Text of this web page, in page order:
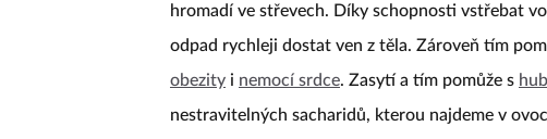
hromadí ve střevech. Díky schopnosti vstřebat
odpad rychleji dostat ven z těla. Zároveň tím
obezity i nemocí srdce. Zasytí a tím pomůže s
nestravitelných sacharidů, kterou najdeme v